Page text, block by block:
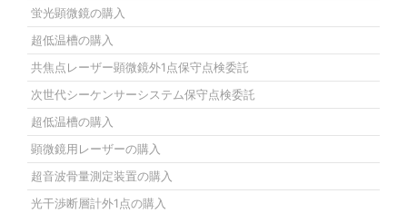
蛍光顕微鏡の購入
超低温槽の購入
共焦点レーザー顕微鏡外1点保守点検委託
次世代シーケンサーシステム保守点検委託
超低温槽の購入
顕微鏡用レーザーの購入
超音波骨量測定装置の購入
光干渉断層計外1点の購入